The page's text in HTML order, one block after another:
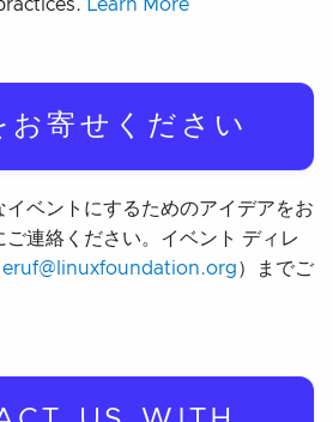
Learn More
お寄せください
イベントにするためのアイデアをお
連絡ください。イベント ディレ
eruf@linuxfoundation.org）までご